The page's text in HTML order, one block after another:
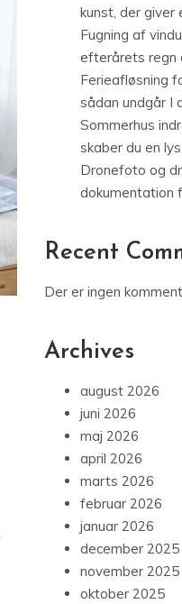
kunst, der giver
Fugning af
efterårets
Ferieafløsning
sådan undgår I
Sommerhus
skaber du en
Dronefoto og
dokumentation
Recent
Der er ingen
Archives
august 2026
juni 2026
maj 2026
april 2026
marts 2026
februar 2026
januar 2026
december 2025
november 2025
oktober 2025